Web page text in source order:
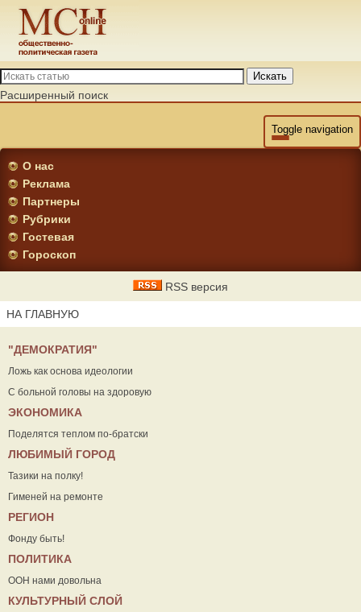
Искать
Расширенный поиск
Toggle navigation
О нас
Реклама
Партнеры
Рубрики
Гостевая
Гороскоп
RSS версия
НА ГЛАВНУЮ
"ДЕМОКРАТИЯ"
Ложь как основа идеологии
С больной головы на здоровую
ЭКОНОМИКА
Поделятся теплом по-братски
ЛЮБИМЫЙ ГОРОД
Тазики на полку!
Гименей на ремонте
РЕГИОН
Фонду быть!
ПОЛИТИКА
ООН нами довольна
КУЛЬТУРНЫЙ СЛОЙ